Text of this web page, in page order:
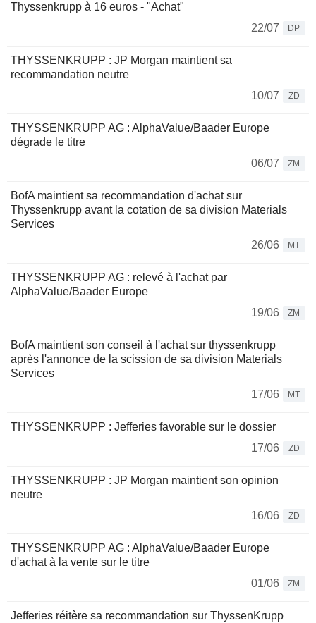
Thyssenkrupp à 16 euros - "Achat"
22/07
DP
THYSSENKRUPP : JP Morgan maintient sa
recommandation neutre
10/07
ZD
THYSSENKRUPP AG : AlphaValue/Baader Europe
dégrade le titre
06/07
ZM
BofA maintient sa recommandation d'achat sur
Thyssenkrupp avant la cotation de sa division Materials
Services
26/06
MT
THYSSENKRUPP AG : relevé à l'achat par
AlphaValue/Baader Europe
19/06
ZM
BofA maintient son conseil à l'achat sur thyssenkrupp
après l'annonce de la scission de sa division Materials
Services
17/06
MT
THYSSENKRUPP : Jefferies favorable sur le dossier
17/06
ZD
THYSSENKRUPP : JP Morgan maintient son opinion
neutre
16/06
ZD
THYSSENKRUPP AG : AlphaValue/Baader Europe
d'achat à la vente sur le titre
01/06
ZM
Jefferies réitère sa recommandation sur ThyssenKrupp